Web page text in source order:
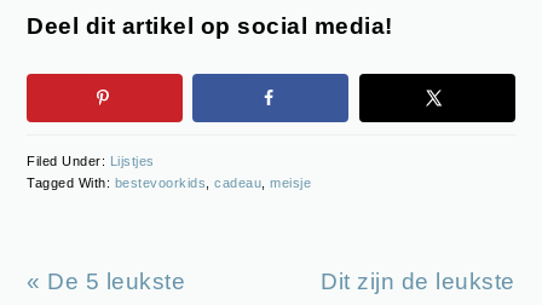
Deel dit artikel op social media!
Filed Under: Lijstjes
Tagged With: bestevoorkids ,cadeau ,meisje
Previous
« De 5 leukste
Next
Dit zijn de leukste